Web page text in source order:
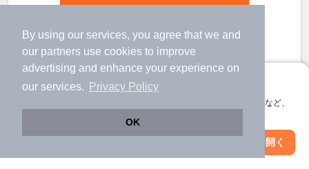
By using our services, you agree that we and
our partners use cookies to improve
advertising and enhance your experience on
our services.
Privacy Policy
OK
アプリに切り替えて、サクサクお部屋探し
会員登録なしですぐ使える。マップ検索やお気に入り保存など、
アプリを開く
西金沢駅より徒歩15分 築11年 2階建の賃貸物件
新西金沢駅 歩10分 （北鉄石川線）
西金沢駅 歩
石川県金沢市西金沢５丁目
絞り込み条件を変更